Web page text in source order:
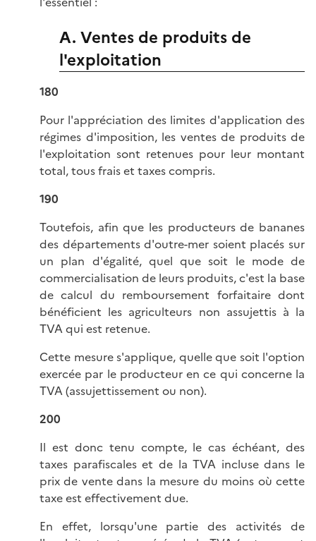
A. Ventes de produits de
l'exploitation
180
Pour l'appréciation des limites d'application des
régimes d'imposition, les ventes de produits de
l'exploitation sont retenues pour leur montant
total, tous frais et taxes compris.
190
Toutefois, afin que les producteurs de bananes
des départements d'outre-mer soient placés sur
un plan d'égalité, quel que soit le mode de
commercialisation de leurs produits, c'est la base
de calcul du remboursement forfaitaire dont
bénéficient les agriculteurs non assujettis à la
TVA qui est retenue.
Cette mesure s'applique, quelle que soit l'option
exercée par le producteur en ce qui concerne la
TVA (assujettissement ou non).
200
Il est donc tenu compte, le cas échéant, des
taxes parafiscales et de la TVA incluse dans le
prix de vente dans la mesure du moins où cette
taxe est effectivement due.
En effet, lorsqu'une partie des activités de